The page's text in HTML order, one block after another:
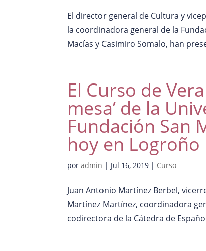
El director general de Cultura y
la coordinadora general de la
Macías y Casimiro Somalo, han
El Curso de
mesa’ de la
Fundación San
hoy en Logroño
poradmin | Jul 16, 2019 | Curso
Juan Antonio Martínez Berbel,
Martínez Martínez, coordinadora
codirectora de la Cátedra de